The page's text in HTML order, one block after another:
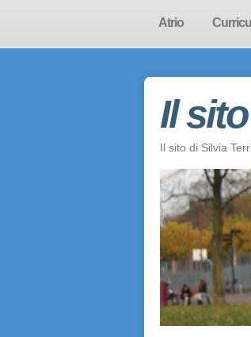
Atrio
Il
Il sito di Silvia